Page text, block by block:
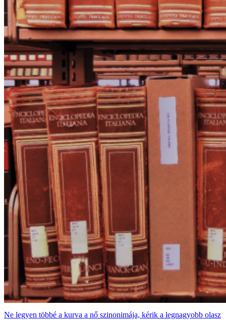
Ne legyen többé a kurva a nő szinonimája, kérik a legnagyobb olasz